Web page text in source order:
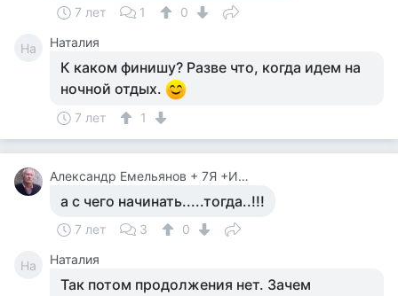
7 лет 1 0
На Наталия
К каком финишу? Разве что, когда идем на
ночной отдых.
7 лет 1
Александр Емельянов + 7Я +Инструктор Туризма
а с чего начинать.....тогда..!!!
7 лет 3 0
На Наталия
Так потом продолжения нет. Зачем